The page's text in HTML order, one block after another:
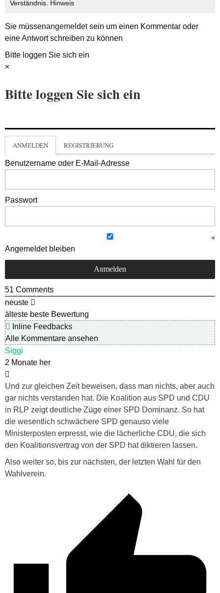
Verständnis. Hinweis
Sie müssenangemeldetsein um einen Kommentar oder
eine Antwort schreiben zu können
Bitte loggen Sie sich ein
×
Bitte loggen Sie sich ein
ANMELDEN REGISTRIERUNG
Benutzername oder E-Mail-Adresse
Passwort
Angemeldet bleiben
51 Comments
neuste
älteste beste Bewertung
Inline Feedbacks
Alle Kommentare ansehen
Siggi
2 Monate her
Und zur gleichen Zeit beweisen, dass man nichts, aber auch
gar nichts verstanden hat. Die Koalition aus SPD und CDU
in RLP zeigt deutliche Züge einer SPD Dominanz. So hat
die wesentlich schwächere SPD genauso viele
Ministerposten erpresst, wie die lächerliche CDU, die sich
den Koalitionsvertrag von der SPD hat diktieren lassen.
Also weiter so, bis zur nächsten, der letzten Wahl für den
Wahlverein.